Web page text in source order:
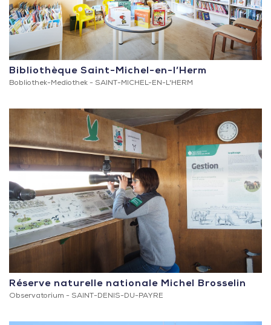
Bibliothèque Saint-Michel-en-l’Herm
Bobliothek-Mediothek - SAINT-MICHEL-EN-L'HERM
Réserve naturelle nationale Michel Brosselin
Observatorium - SAINT-DENIS-DU-PAYRE